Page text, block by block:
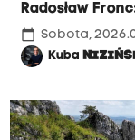
Radosław
calendar_today Sobota,
Kuba